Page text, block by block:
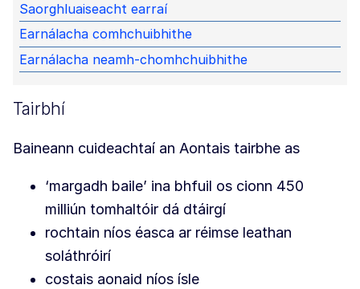
Saorghluaiseacht earraí
Earnálacha comhchuibhithe
Earnálacha neamh-chomhchuibhithe
Tairbhí
Baineann cuideachtaí an Aontais tairbhe as
‘margadh baile’ ina bhfuil os cionn 450
milliún tomhaltóir dá dtáirgí
rochtain níos éasca ar réimse leathan
soláthróirí
costais aonaid níos ísle